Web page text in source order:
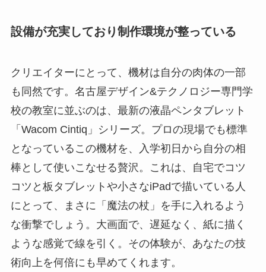
設備が充実しており制作環境が整っている
クリエイターにとって、機材は自分の肉体の一部
も同然です。名古屋デザイン&テクノロジー専門学
校の教室に並ぶのは、最新の液晶ペンタブレット
「Wacom Cintiq」シリーズ。プロの現場でも標準
となっているこの機材を、入学初日から自分の相
棒として使いこなせる贅沢。これは、自宅でコツ
コツと板タブレットや小さなiPadで描いている人
にとって、まさに「魔法の杖」を手に入れるよう
な衝撃でしょう。大画面で、遅延なく、紙に描く
ような感覚で線を引く。その体験が、あなたの技
術向上を何倍にも早めてくれます。